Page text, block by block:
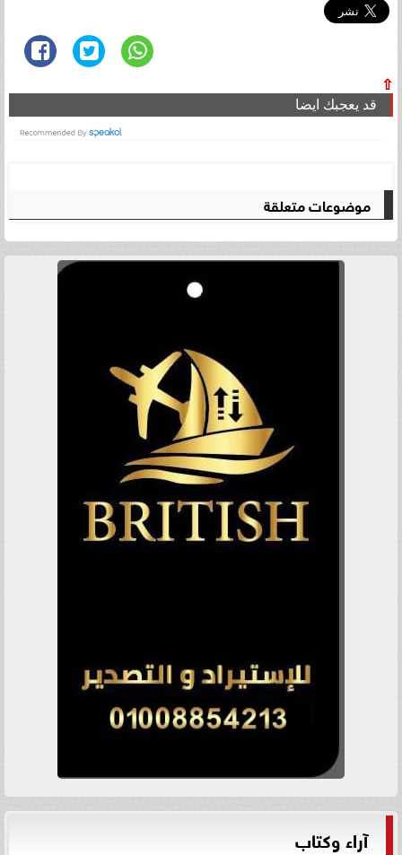
⇧
قد يعجبك ايضا
موضوعات متعلقة
آراء وكتاب